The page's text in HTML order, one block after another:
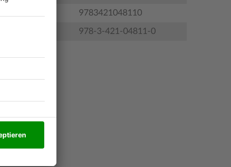
9783421048110
978-3-421-04811-0